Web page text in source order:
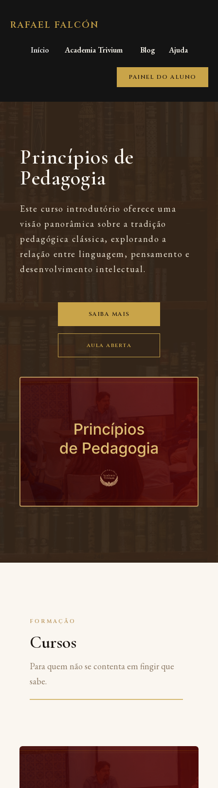
RAFAEL FALCÓN
Início Academia Trivium Blog Ajuda
PAINEL DO ALUNO
Princípios de
Pedagogia
Este curso introdutório oferece uma
visão panorâmica sobre a tradição
pedagógica clássica, explorando a
relação entre linguagem, pensamento e
desenvolvimento intelectual.
SAIBA MAIS
aula aberta
FORMAÇÃO
Cursos
Para quem não se contenta em fingir que
sabe.